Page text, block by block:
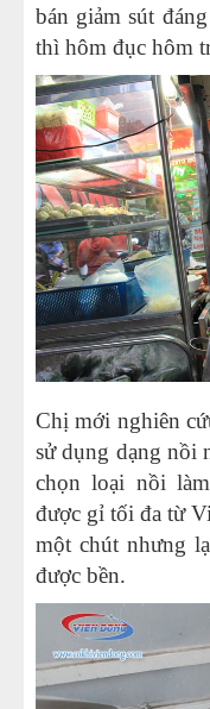
bán giảm sút
thì hôm đục hôm
Chị mới nghiên
sử dụng dạng nồi
chọn loại nồi
được gỉ tối đa từ
một chút nhưng
được bền.